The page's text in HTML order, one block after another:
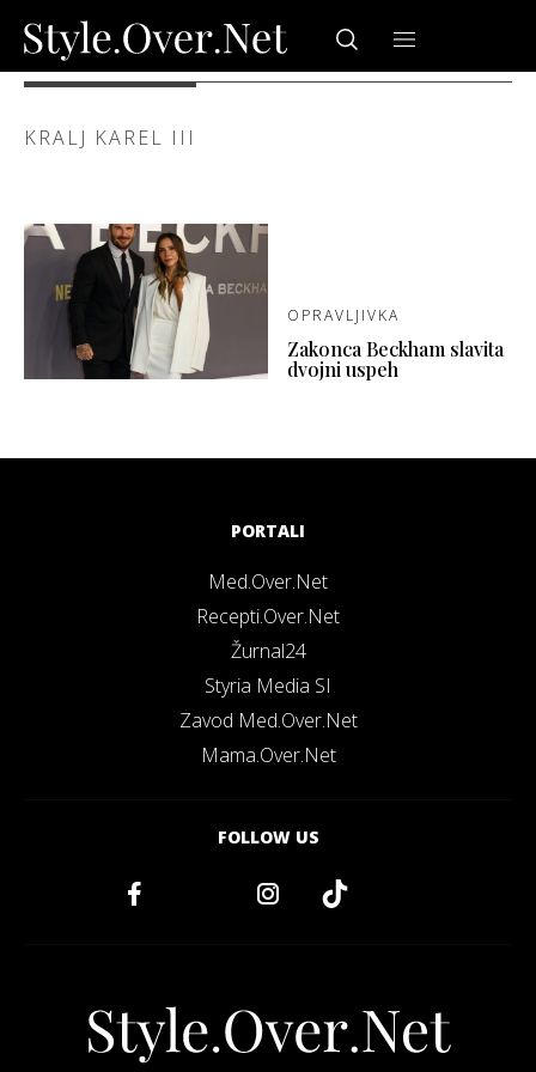
KRALJ KAREL III
OPRAVLJIVKA
Zakonca Beckham slavita
dvojni uspeh
PORTALI
Med.Over.Net
Recepti.Over.Net
Žurnal24
Styria Media SI
Zavod Med.Over.Net
Mama.Over.Net
FOLLOW US